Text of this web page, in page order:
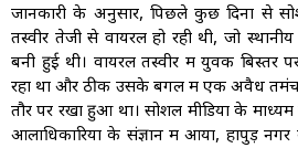
जानकारी के अनुसार, पिछले कुछ दिनों से
तस्वीर तेजी से वायरल हो रही थी, जो
बनी हुई थी। वायरल तस्वीर में युवक बिस्तर
रहा था और ठीक उसके बगल में एक अवैध
तौर पर रखा हुआ था। सोशल मीडिया के
आलाधिकारियों के संज्ञान में आया, हापुड़